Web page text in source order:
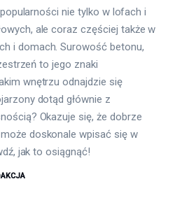
nie tylko w lofach i
ale coraz częściej także w
i domach. Surowość betonu,
to jego znaki
wnętrzu odnajdzie się
dotąd głównie z
Okazuje się, że dobrze
doskonale wpisać się w
jak to osiągnąć!